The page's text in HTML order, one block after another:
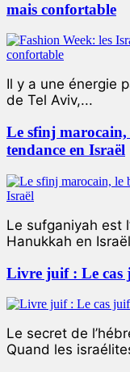
mais confortable
Il y a une énergie
de Tel Aviv,...
Le sfinj
tendance en Israël
Le sufganiyah est
Hanukkah en
Livre juif : Le cas
Le secret de
Quand les